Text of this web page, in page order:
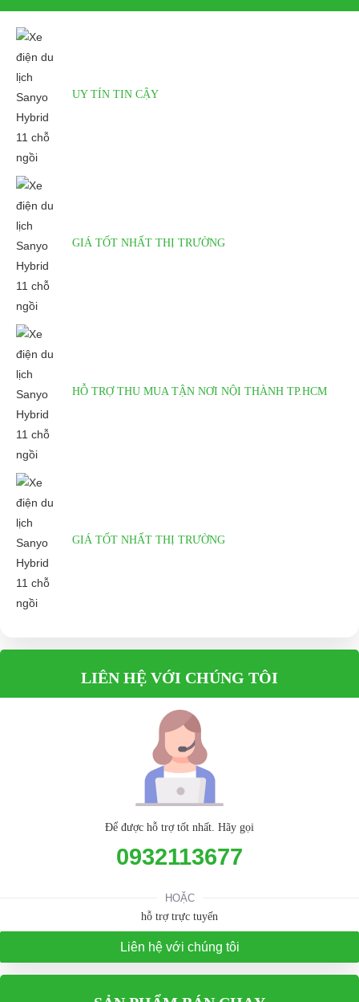
UY TÍN TIN CẬY
GIÁ TỐT NHẤT THỊ TRƯỜNG
HỖ TRỢ THU MUA TẬN NƠI NỘI THÀNH TP.HCM
GIÁ TỐT NHẤT THỊ TRƯỜNG
LIÊN HỆ VỚI CHÚNG TÔI
Để được hỗ trợ tốt nhất. Hãy gọi
0932113677
HOẶC
hỗ trợ trực tuyến
Liên hệ với chúng tôi